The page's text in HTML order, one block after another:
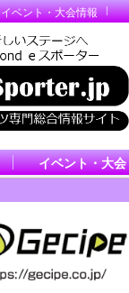
イベント・大会情報
イベント・大会